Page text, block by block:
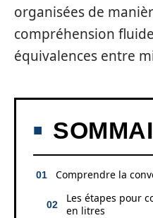
organisées de
compréhension
équivalences entre
Comprendre la
Les étapes pour
en litres